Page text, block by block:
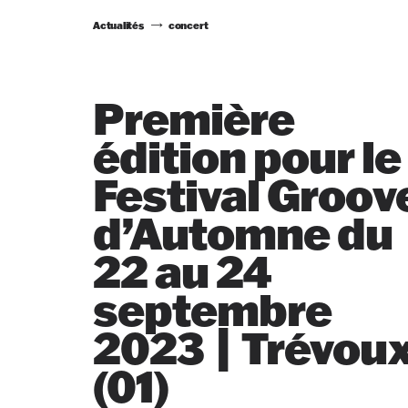
Actualités concert
Première
édition pour le
Festival
d’Automne du
22 au 24
septembre
2023 |
(01)